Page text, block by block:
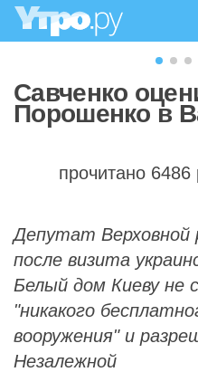
Савченко
Порошенко в
прочитано 6486
Депутат Верховной
после визита
Белый дом Киеву
"никакого
вооружения" и
Незалежной